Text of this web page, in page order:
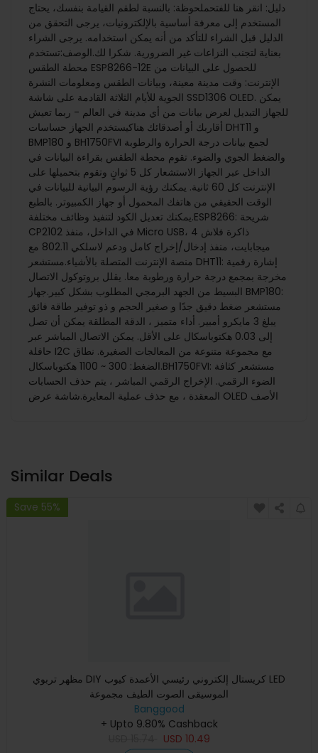
دليل: انقر هنا للفتحملحوظة: بالنسبة لطقم القيامة بنفسك، يحتاج
المستخدم إلى معرفة أساسية بالإلكترونيات، يرجى التحقق من
الدليل قبل الشراء للتأكد من أنه يمكن استخدامه. يرجى الشراء
بعناية لتجنب النزاعات غير الضرورية. شكرا لك.الوصف:تستخدم
محطة الطقس ESP8266-12E للحصول على البيانات من
الإنترنت: وقت مدينة معينة، وبيانات الطقس ومعلومات النشرة
الجوية للأيام الثلاثة القادمة على شاشة SSD1306 OLED. يمكن
للجهاز التبديل لعرض بيانات من أي مدينة في العالم - ربما تعيش
أقاربك أو أصدقائك هناكيستخدم الجهاز حساسات DHT11 و
BMP180 و BH1750FVI لجمع بيانات درجة الحرارة والرطوبة
والضغط الجوي والضوء. تقوم محطة الطقس بقراءة البيانات في
الداخل عبر الجهاز الاستشعار كل 5 ثوانٍ وتقوم بتحميلها على
الإنترنت كل 60 ثانية. يمكنك رؤية الرسوم البيانية للبيانات في
الوقت الحقيقي من هاتفك المحمول أو جهاز الكمبيوتر. بالطبع
يمكنك تعديل الكود لتنفيذ وظائف مختلفة.ESP8266: شريحة
CP2102 في الداخل، منفذ Micro USB، ذاكرة فلاش 4
ميجابايت، منفذ إدخال/إخراج كامل ودعم لاسلكي 802.11 مع
منصة الإنترنت المتصلة بالأشياء.مستشعر DHT11: إشارة رقمية
مخرجة بمجمع درجة حرارة ورطوبة معا. يقلل بروتوكول الاتصال
البسيط من الجهد البرمجي المطلوب بشكل كبير.جهاز BMP180:
مستشعر ضغط دقيق جدًا و صغير الحجم و ذو توفير طاقة فائق
يبلغ 3 مايكرو أمبير. أداء متميز ، الدقة المطلقة يمكن أن تصل
إلى 0.03 هكتوباسكال على الأقل. يمكن الاتصال المباشر عبر
حافلة I2C مع مجموعة متنوعة من المعالجات الصغيرة. نطاق
الضغط: 300 ~ 1100 هكتوباسكال.BH1750FVI: مستشعر كثافة
الضوء الرقمي. الإخراج الرقمي المباشر ، يتم حذف الحسابات
المعقدة ، مع حذف عملية المعايرة.شاشة عرض OLED الأصف
Similar Deals
Save 55%
مظهر تربوي DIY كريستال إلكتروني رئيسي الأعمدة كيوب LED
الموسيقى الصوت الطيف مجموعة
Banggood
+ Upto 9.80% Cashback
USD 10.49